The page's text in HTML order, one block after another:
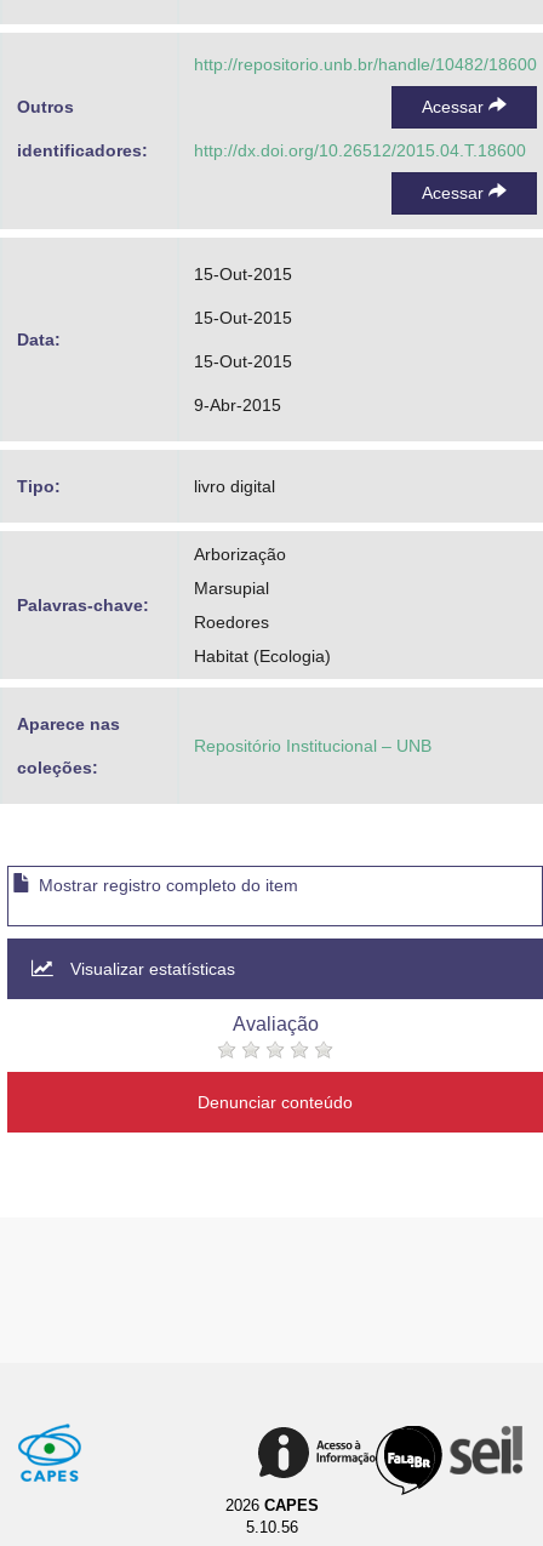
Outros
identificadores:
http://repositorio.unb.br/handle/10482/18600
Acessar
http://dx.doi.org/10.26512/2015.04.T.18600
Acessar
Data:
15-Out-2015
15-Out-2015
15-Out-2015
9-Abr-2015
Tipo: livro digital
Palavras-chave:
Arborização
Marsupial
Roedores
Habitat (Ecologia)
Aparece nas
coleções:
Repositório Institucional – UNB
Mostrar registro completo do item
Visualizar estatísticas
Avaliação
Denunciar conteúdo
2026 CAPES
5.10.56